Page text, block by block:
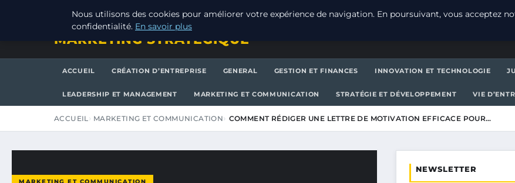
JEUDI 6 AOÛT 2026
MARKETING STRATEGIQUE
ACCUEIL CRÉATION D’ENTREPRISE GENERAL GESTION ET FINANCES INNOVATION ET TECHNOLOGIE
LEADERSHIP ET MANAGEMENT MARKETING ET COMMUNICATION STRATÉGIE ET DÉVELOPPEMENT VIE
ACCUEIL MARKETING ET COMMUNICATION COMMENT RÉDIGER UNE LETTRE DE MOTIVATION EFFICACE POUR…
NEWSLETTER
Nous utilisons des cookies pour améliorer votre expérience de navigation. En poursuivant, vous acceptez
confidentialité. En savoir plus